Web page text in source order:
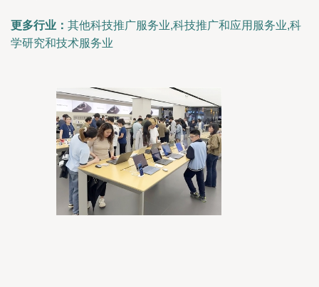
更多行业： 其他科技推广服务业,科技推广和应用服务业,科
学研究和技术服务业